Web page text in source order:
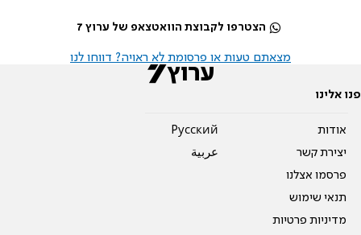
הצטרפו לקבוצת הוואטצאפ של ערוץ 7
מצאתם טעות או פרסומת לא ראויה? דווחו לנו
פנו אלינו
אודות
יצירת קשר
פרסמו אצלנו
תנאי שימוש
מדיניות פרטיות
Pусский
عربية